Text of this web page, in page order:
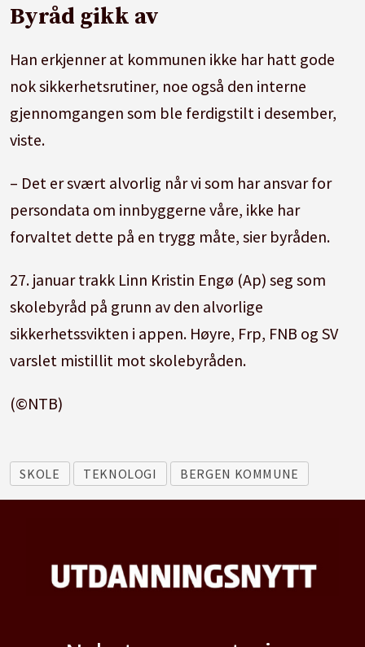
Byråd gikk av
Han erkjenner at kommunen ikke har hatt gode
nok sikkerhetsrutiner, noe også den interne
gjennomgangen som ble ferdigstilt i desember,
viste.
– Det er svært alvorlig når vi som har ansvar for
persondata om innbyggerne våre, ikke har
forvaltet dette på en trygg måte, sier byråden.
27. januar trakk Linn Kristin Engø (Ap) seg som
skolebyråd på grunn av den alvorlige
sikkerhetssvikten i appen. Høyre, Frp, FNB og SV
varslet mistillit mot skolebyråden.
(©NTB)
SKOLE TEKNOLOGI BERGEN KOMMUNE